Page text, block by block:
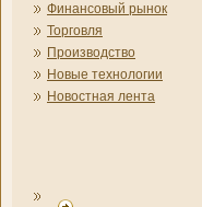
Финансовый рынок
Торговля
Производство
Новые технологии
Новостная лента